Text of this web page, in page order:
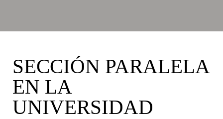
SECCIÓN PARALELA
EN LA
UNIVERSIDAD